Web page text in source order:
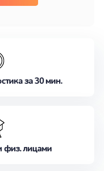
за 30 мин.
физ. лицами